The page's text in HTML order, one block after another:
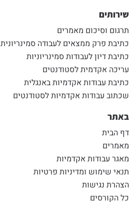
שירותים
תרגום וסיכום מאמרים
כתיבת פרק ממצאים לעבודה סמינריונית
כתיבת דיון לעבודות סמינריוניות
עריכה אקדמית לסטודנטים
כתיבת עבודות אקדמיות באנגלית
שכתוב עבודות אקדמיות לסטודנטים
באתר
דף הבית
מאמרים
מאגר עבודות אקדמיות
תנאי שימוש ומדיניות פרטיות
הצהרת נגישות
כל הקורסים